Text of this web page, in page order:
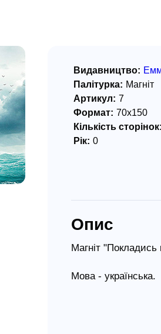
Історія
Книги іноземними мовами
Лідерство
Нерелігійні видання
Церковні традиції
Служіння Церкви
Публіцистика
Здоров`я / Харчування
Видавництво:
Палітурка: Магніт
Артикул: 7
Формат: 70х150
Кількість сторінок:
Рік: 0
Опис
Магніт
Мова - українська.